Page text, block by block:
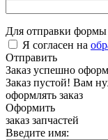
Для отправки формы
Я согласен на
Отправить
Заказ успешно
Заказ пустой! Вам
оформлять заказ
Оформить
заказ запчастей
Введите имя: